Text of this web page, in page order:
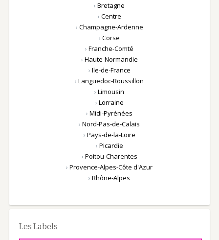
›Bretagne
› Centre
› Champagne-Ardenne
›Corse
›Franche-Comté
› Haute-Normandie
› Ile-de-France
›Languedoc-Roussillon
›Limousin
› Lorraine
›Midi-Pyrénées
›Nord-Pas-de-Calais
› Pays-de-la-Loire
› Picardie
› Poitou-Charentes
›Provence-Alpes-Côte d'Azur
›Rhône-Alpes
Les Labels